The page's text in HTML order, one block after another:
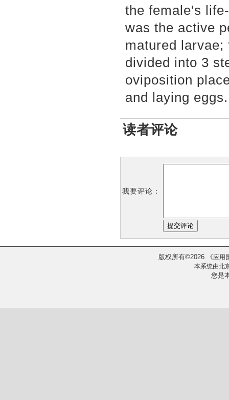
the female's
was the active
matured
divided into 3
oviposition
and laying eggs.
读者评论
我要评论：
版权所有©2026 《应用
本系统由北
您是